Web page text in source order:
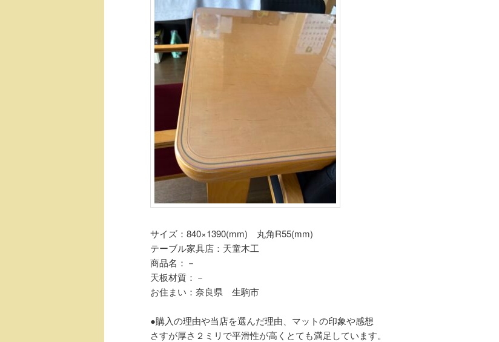
サイズ：840×1390(mm) 丸角R55(mm)
テーブル家具店：天童木工
商品名：－
天板材質：－
お住まい：奈良県 生駒市
●購入の理由や当店を選んだ理由、マットの印象や感想
さすが厚さ２ミリで平滑性が高くとても満足しています。